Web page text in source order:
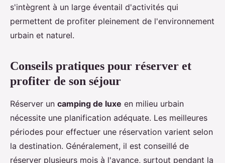
s'intègrent à un large éventail d'activités qui
permettent de profiter pleinement de l'environnement
urbain et naturel.
Conseils pratiques pour réserver et
profiter de son séjour
Réserver un camping de luxe en milieu urbain
nécessite une planification adéquate. Les meilleures
périodes pour effectuer une réservation varient selon
la destination. Généralement, il est conseillé de
réserver plusieurs mois à l'avance, surtout pendant la